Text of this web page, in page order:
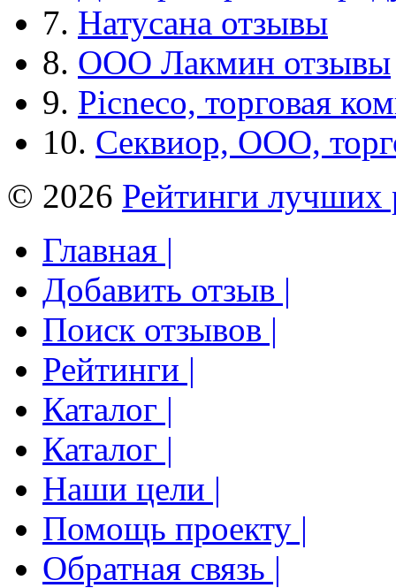
7. Натусана отзывы
8. ООО Лакмин отзывы
9. Picneco, торговая
10. Секвиор, ООО,
© 2026 Рейтинги лучших
Главная |
Добавить отзыв |
Поиск отзывов |
Рейтинги |
Каталог |
Каталог |
Наши цели |
Помощь проекту |
Обратная связь |